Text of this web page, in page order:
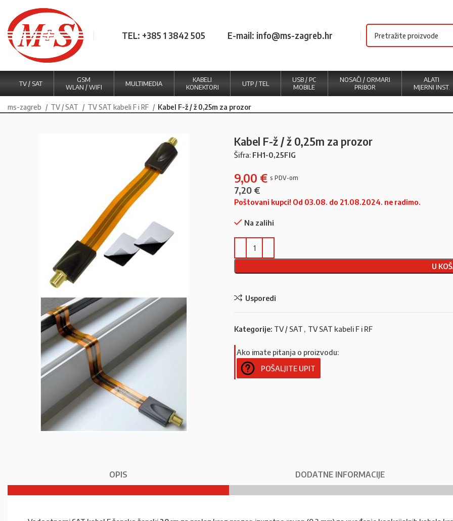
TEL: +385 1 3842 505 E-mail: info@ms-zagreb.hr
TV / SAT
GSM
WLAN / WIFI
MULTIMEDIA
KABELI
KONEKTORI
UTP / TEL
USB / PC
MOBILE
NOSAČI / ORMARI
PRIBOR
ALATI
MJERNI INST.
ms-zagreb TV / SAT TV SAT kabeli F i RF Kabel F-ž / ž 0,25m za prozor
Kabel F-ž / ž 0,25m za prozor
Šifra: FH1-0,25FIG
9,00 €
7,20 €
Poštovani kupci! Od 03.08. do 21.08.2024. ne radimo.
Na zalihi
U
Usporedi
Kategorije: TV / SAT , TV SAT kabeli F i RF
Ako imate pitanja o proizvodu:
POŠALJITE UPIT
OPIS DODATNE INFORMACIJE